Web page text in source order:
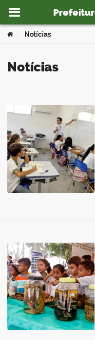
Ir para o conteúdo
Você está aqui:
Notícias
Notícias